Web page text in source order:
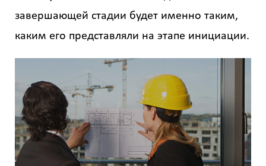
завершающей стадии будет именно таким,
каким его представляли на этапе инициации.